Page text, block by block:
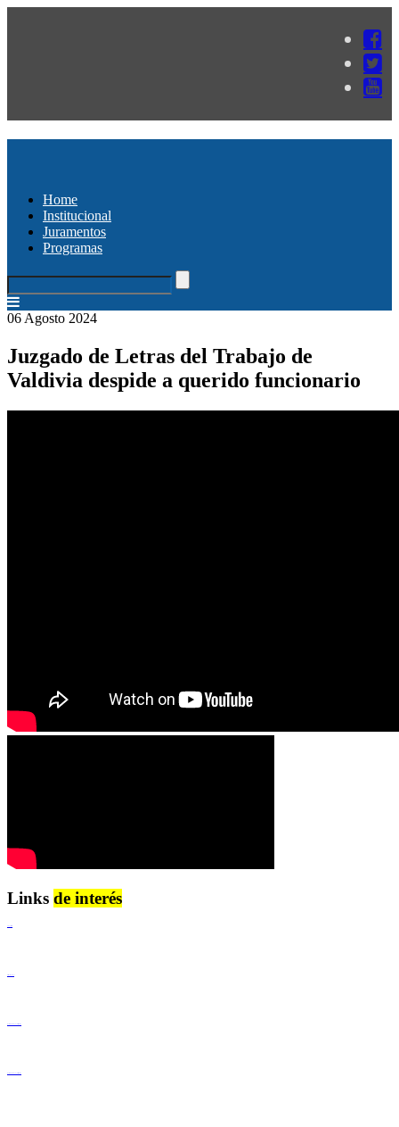
Home
Institucional
Juramentos
Programas
06 Agosto 2024
Juzgado de Letras del Trabajo de
Valdivia despide a querido funcionario
Links de interés